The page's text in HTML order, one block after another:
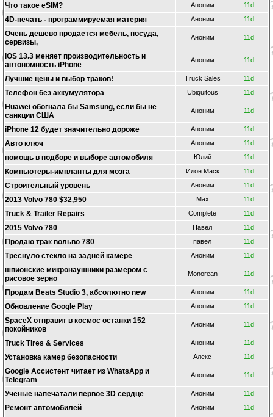
Что такое eSIM? Аноним 11d
4D-печать - программируемая материя Аноним 11d
Oчень дешево продается мебель, посуда,
сервизы,
Аноним 11d
iOS 13.3 меняет производительность и
автономность iPhone
Аноним 11d
Лучшие цены и выбор траков! Truck Sales 11d
Телефон без аккумулятора Ubiquitous 11d
Huawei обогнала бы Samsung, если бы не
санкции США
Аноним 11d
iPhone 12 будет значительно дороже Аноним 11d
Авто ключ Аноним 11d
помощь в подборе и выборе автомобиля Юлий 11d
Компьютеры-импланты для мозга Илон Маск 11d
Строительный уровень Аноним 11d
2013 Volvo 780 $32,950 Max 11d
Truck & Trailer Repairs Complete 11d
2015 Volvo 780 Павел 11d
Продаю трак вольво 780 павел 11d
Треснуло стекло на задней камере Аноним 11d
шпионские микронаушники размером с
рисовое зерно
Monorean 11d
Продам Beats Studio 3, абсолютно new Аноним 11d
Обновление Google Play Аноним 11d
SpaceX отправит в космос останки 152
покойников
Аноним 11d
Truck Tires & Services Аноним 11d
Установка камер безопасности Алекс 11d
Google Ассистент читает из WhatsApp и
Telegram
Аноним 11d
Учёные напечатали первое 3D сердце Аноним 11d
Ремонт автомобилей Аноним 11d